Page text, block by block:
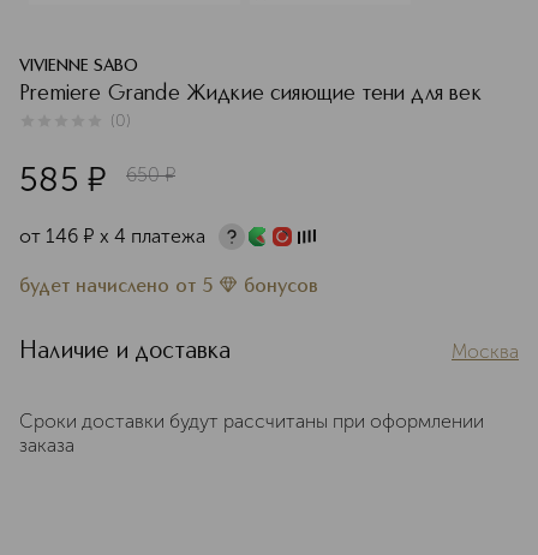
VIVIENNE SABO
Premiere Grande Жидкие сияющие тени для век
(0)
585 ¤ 650 ¤
от 146 ¤ х 4 платежа
будет начислено от 5 бонусов
Наличие и доставка Москва
Сроки доставки будут рассчитаны при оформлении
заказа